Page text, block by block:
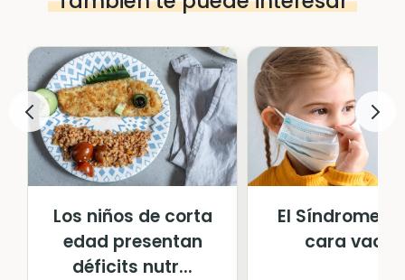
Los niños de corta
edad presentan
déficits nutr...
El Síndrome
cara vacía